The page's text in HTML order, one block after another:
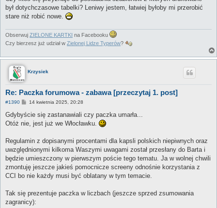
był dotychczasowe tabelki? Leniwy jestem, łatwiej byłoby mi przerobić
stare niż robić nowe.
Obserwuj ZIELONE KARTKI na Facebooku
Czy bierzesz już udział w Zielonej Lidze Typerów?
Krzysiek
Re: Paczka forumowa - zabawa [przeczytaj 1. post]
#1390
P
s
14 kwietnia 2025, 20:28
Gdybyście się zastanawiali czy paczka umarła...
Otóż nie, jest już we Włocławku.
Regulamin z dopisanymi procentami dla kapsli polskich niepiwnych oraz
uwzględnionymi kilkoma Waszymi uwagami został przesłany do Barta i
będzie umieszczony w pierwszym poście tego tematu. Ja w wolnej chwili
zmontuję jeszcze jakieś pomocnicze screeny odnośnie korzystania z
CCI bo nie każdy musi być oblatany w tym temacie.
Tak się prezentuje paczka w liczbach (jeszcze sprzed zsumowania
zagranicy):